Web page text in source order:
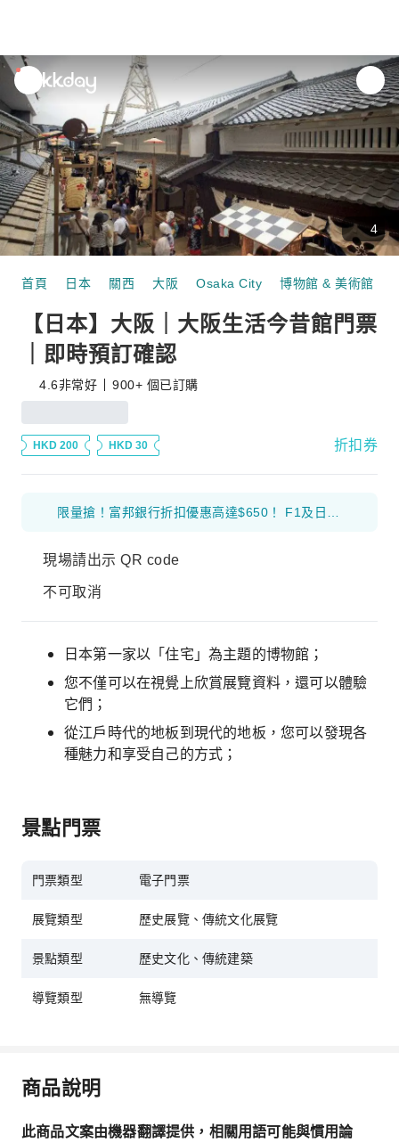
unread
notifications
4
首頁 日本 關西 大阪 Osaka City 博物館 & 美術館
【日本】大阪｜大阪生活今昔館門票
｜即時預訂確認
4.6非常好 900+ 個已訂購
HKD 200 HKD 30 折扣券
現場請出示 QR code
不可取消
日本第一家以「住宅」為主題的博物館；
您不僅可以在視覺上欣賞展覽資料，還可以體驗
它們；
從江戶時代的地板到現代的地板，您可以發現各
種魅力和享受自己的方式；
景點門票
門票類型 電子門票
展覽類型 歷史展覽、傳統文化展覽
景點類型 歷史文化、傳統建築
導覽類型 無導覽
商品說明
此商品文案由機器翻譯提供，相關用語可能與慣用論